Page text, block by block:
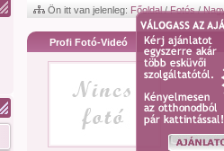
Ön itt van jelenleg: Főoldal/Fotós/
Profi Fotó-Videó